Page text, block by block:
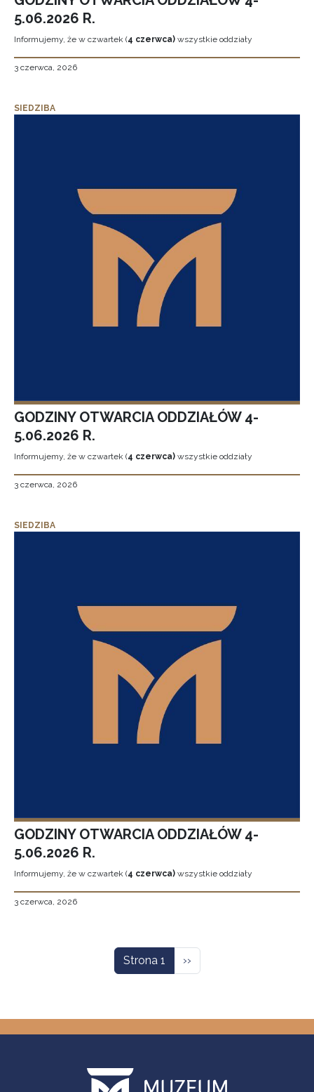
5.06.2026 R.
Informujemy, że w czwartek (4 czerwca) wszystkie oddziały
3 czerwca, 2026
SIEDZIBA
GODZINY OTWARCIA ODDZIAŁÓW 4-
5.06.2026 R.
Informujemy, że w czwartek (4 czerwca) wszystkie oddziały
3 czerwca, 2026
SIEDZIBA
GODZINY OTWARCIA ODDZIAŁÓW 4-
5.06.2026 R.
Informujemy, że w czwartek (4 czerwca) wszystkie oddziały
3 czerwca, 2026
Strona 1 Następna strona
››